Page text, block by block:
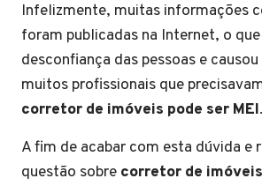
Infelizmente, muitas informações
foram publicadas na Internet, o
desconfiança das pessoas e
muitos profissionais que
corretor de imóveis pode ser MEI.
A fim de acabar com esta dúvida e
questão sobre corretor de